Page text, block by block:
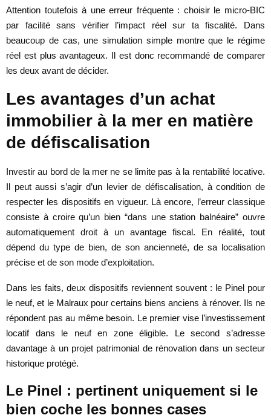
Attention toutefois à une erreur fréquente : choisir le micro-BIC
par facilité sans vérifier l’impact réel sur ta fiscalité. Dans
beaucoup de cas, une simulation simple montre que le régime
réel est plus avantageux. Il est donc recommandé de comparer
les deux avant de décider.
Les avantages d’un achat
immobilier à la mer en matière
de défiscalisation
Investir au bord de la mer ne se limite pas à la rentabilité locative.
Il peut aussi s’agir d’un levier de défiscalisation, à condition de
respecter les dispositifs en vigueur. Là encore, l’erreur classique
consiste à croire qu’un bien “dans une station balnéaire” ouvre
automatiquement droit à un avantage fiscal. En réalité, tout
dépend du type de bien, de son ancienneté, de sa localisation
précise et de son mode d’exploitation.
Dans les faits, deux dispositifs reviennent souvent : le Pinel pour
le neuf, et le Malraux pour certains biens anciens à rénover. Ils ne
répondent pas au même besoin. Le premier vise l’investissement
locatif dans le neuf en zone éligible. Le second s’adresse
davantage à un projet patrimonial de rénovation dans un secteur
historique protégé.
Le Pinel : pertinent uniquement si le
bien coche les bonnes cases